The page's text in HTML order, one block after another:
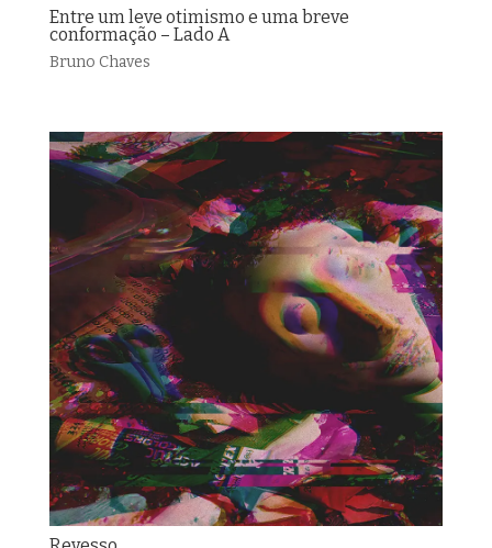
Entre um leve otimismo e uma breve
conformação – Lado A
Bruno Chaves